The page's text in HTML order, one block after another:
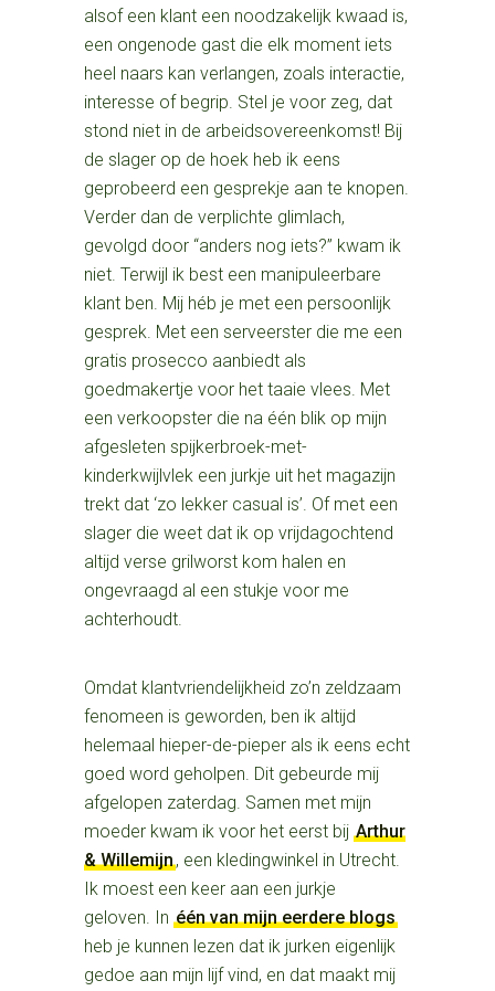
alsof een klant een noodzakelijk kwaad is,
een ongenode gast die elk moment iets
heel naars kan verlangen, zoals interactie,
interesse of begrip. Stel je voor zeg, dat
stond niet in de arbeidsovereenkomst! Bij
de slager op de hoek heb ik eens
geprobeerd een gesprekje aan te knopen.
Verder dan de verplichte glimlach,
gevolgd door “anders nog iets?” kwam ik
niet. Terwijl ik best een manipuleerbare
klant ben. Mij héb je met een persoonlijk
gesprek. Met een serveerster die me een
gratis prosecco aanbiedt als
goedmakertje voor het taaie vlees. Met
een verkoopster die na één blik op mijn
afgesleten spijkerbroek-met-
kinderkwijlvlek een jurkje uit het magazijn
trekt dat ‘zo lekker casual is’. Of met een
slager die weet dat ik op vrijdagochtend
altijd verse grilworst kom halen en
ongevraagd al een stukje voor me
achterhoudt.
Omdat klantvriendelijkheid zo’n zeldzaam
fenomeen is geworden, ben ik altijd
helemaal hieper-de-pieper als ik eens echt
goed word geholpen. Dit gebeurde mij
afgelopen zaterdag. Samen met mijn
moeder kwam ik voor het eerst bij Arthur
& Willemijn, een kledingwinkel in Utrecht.
Ik moest een keer aan een jurkje
geloven. In één van mijn eerdere blogs
heb je kunnen lezen dat ik jurken eigenlijk
gedoe aan mijn lijf vind, en dat maakt mij